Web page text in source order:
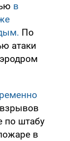
в
По
атаки
по штабу
в